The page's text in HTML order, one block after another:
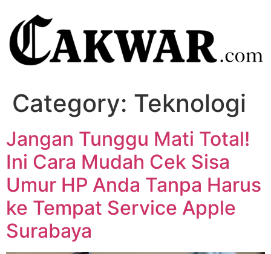
Category: Teknologi
Jangan Tunggu Mati Total!
Ini Cara Mudah Cek Sisa
Umur HP Anda Tanpa Harus
ke Tempat Service Apple
Surabaya